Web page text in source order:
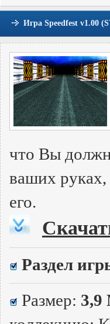
Игра Speedfest v1.00
что Вы
ваших руках,
его.
Раздел
Размер: